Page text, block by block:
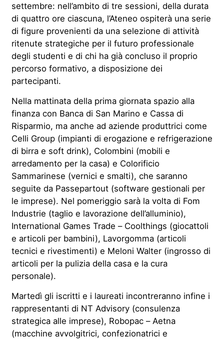
settembre: nell’ambito di tre sessioni, della durata
di quattro ore ciascuna, l’Ateneo ospiterà una serie
di figure provenienti da una selezione di attività
ritenute strategiche per il futuro professionale
degli studenti e di chi ha già concluso il proprio
percorso formativo, a disposizione dei
partecipanti.
Nella mattinata della prima giornata spazio alla
finanza con Banca di San Marino e Cassa di
Risparmio, ma anche ad aziende produttrici come
Celli Group (impianti di erogazione e refrigerazione
di birra e soft drink), Colombini (mobili e
arredamento per la casa) e Colorificio
Sammarinese (vernici e smalti), che saranno
seguite da Passepartout (software gestionali per
le imprese). Nel pomeriggio sarà la volta di Fom
Industrie (taglio e lavorazione dell’alluminio),
International Games Trade – Coolthings (giocattoli
e articoli per bambini), Lavorgomma (articoli
tecnici e rivestimenti) e Meloni Walter (ingrosso di
articoli per la pulizia della casa e la cura
personale).
Martedì gli iscritti e i laureati incontreranno infine i
rappresentanti di NT Advisory (consulenza
strategica alle imprese), Robopac – Aetna
(macchine avvolgitrici, confezionatrici e